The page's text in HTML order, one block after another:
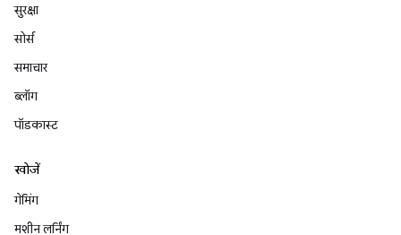
सुरक्षा
सोर्स
समाचार
ब्लॉग
पॉडकास्ट
खोजें
गेमिंग
मशीन लर्निंग